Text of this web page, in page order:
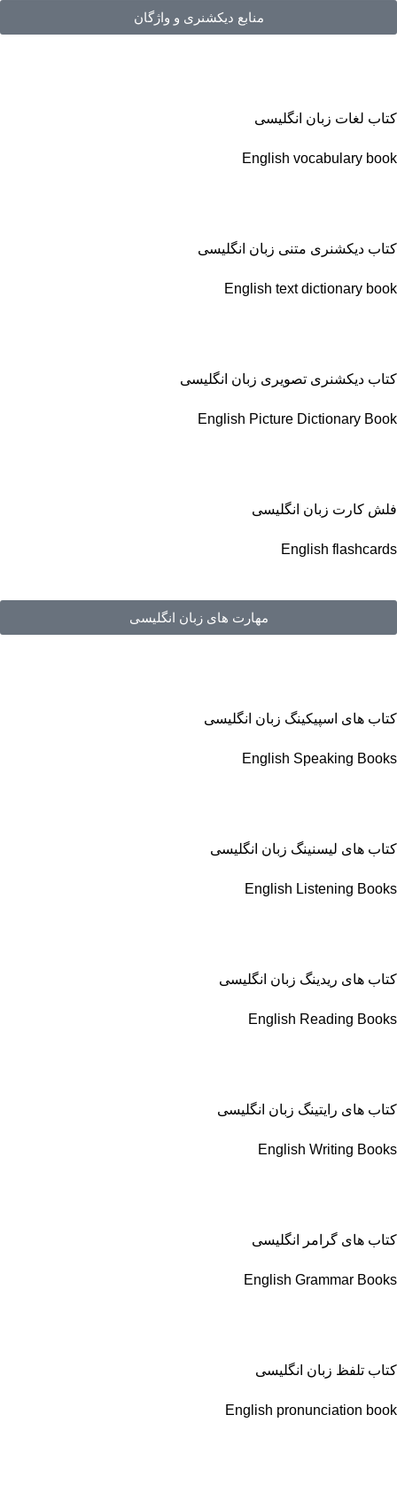
منابع دیکشنری و واژگان
کتاب لغات زبان انگلیسی
English vocabulary book
کتاب دیکشنری متنی زبان انگلیسی
English text dictionary book
کتاب دیکشنری تصویری زبان انگلیسی
English Picture Dictionary Book
فلش کارت زبان انگلیسی
English flashcards
مهارت های زبان انگلیسی
کتاب های اسپیکینگ زبان انگلیسی
English Speaking Books
کتاب های لیسنینگ زبان انگلیسی
English Listening Books
کتاب های ریدینگ زبان انگلیسی
English Reading Books
کتاب های رایتینگ زبان انگلیسی
English Writing Books
کتاب های گرامر انگلیسی
English Grammar Books
کتاب تلفظ زبان انگلیسی
English pronunciation book